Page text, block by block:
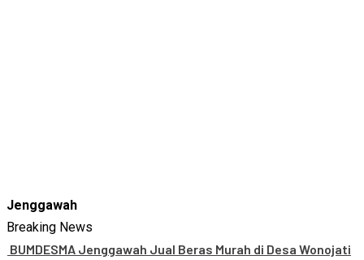
Jenggawah
Breaking News
BUMDESMA Jenggawah Jual Beras Murah di Desa Wonojati